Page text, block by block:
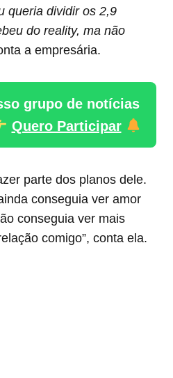
queria dividir os 2,9
do reality, ma não
a empresária.
grupo de notícias
Quero Participar
parte dos planos dele.
conseguia ver amor
conseguia ver mais
comigo”, conta ela.